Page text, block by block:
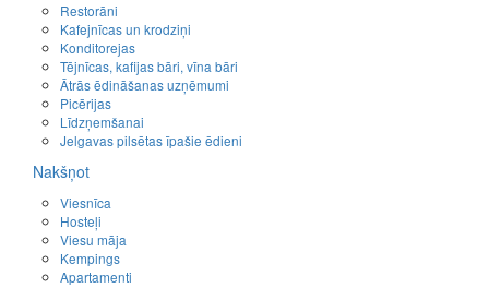
Restorāni
Kafejnīcas un krodziņi
Konditorejas
Tējnīcas, kafijas bāri, vīna bāri
Ātrās ēdināšanas uzņēmumi
Picērijas
Līdzņemšanai
Jelgavas pilsētas īpašie ēdieni
Nakšņot
Viesnīca
Hosteļi
Viesu māja
Kempings
Apartamenti